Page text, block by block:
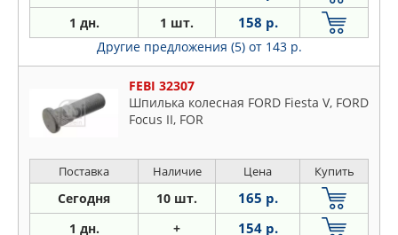
1 дн. 1 шт. 158 р.
Другие предложения (5) от 143 р.
FEBI 32307
Шпилька колесная FORD Fiesta V, FORD
Focus II, FOR
Поставка Наличие Цена Купить
Сегодня 10 шт. 165 р.
1 дн. + 154 р.